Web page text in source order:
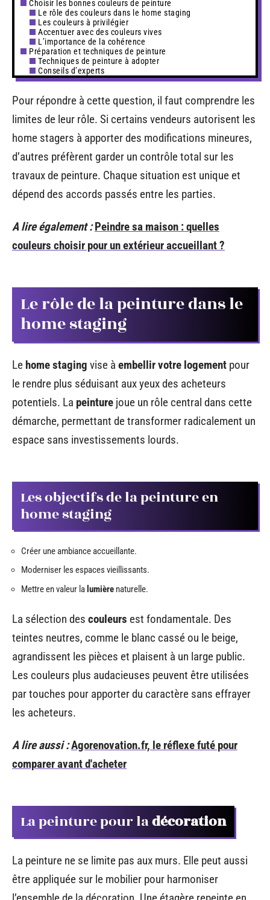
Choisir les bonnes couleurs de peinture
Le rôle des couleurs dans le home staging
Les couleurs à privilégier
Accentuer avec des couleurs vives
L’importance de la cohérence
Préparation et techniques de peinture
Techniques de peinture à adopter
Conseils d’experts
Pour répondre à cette question, il faut comprendre les
limites de leur rôle. Si certains vendeurs autorisent les
home stagers à apporter des modifications mineures,
d’autres préfèrent garder un contrôle total sur les
travaux de peinture. Chaque situation est unique et
dépend des accords passés entre les parties.
A lire également : Peindre sa maison : quelles
couleurs choisir pour un extérieur accueillant ?
Le rôle de la peinture dans le
home staging
Le home staging vise à embellir votre logement pour
le rendre plus séduisant aux yeux des acheteurs
potentiels. La peinture joue un rôle central dans cette
démarche, permettant de transformer radicalement un
espace sans investissements lourds.
Les objectifs de la peinture en
home staging
Créer une ambiance accueillante.
Moderniser les espaces vieillissants.
Mettre en valeur la lumière naturelle.
La sélection des couleurs est fondamentale. Des
teintes neutres, comme le blanc cassé ou le beige,
agrandissent les pièces et plaisent à un large public.
Les couleurs plus audacieuses peuvent être utilisées
par touches pour apporter du caractère sans effrayer
les acheteurs.
A lire aussi :Agorenovation.fr, le réflexe futé pour
comparer avant d'acheter
La peinture pour ladécoration
La peinture ne se limite pas aux murs. Elle peut aussi
être appliquée sur le mobilier pour harmoniser